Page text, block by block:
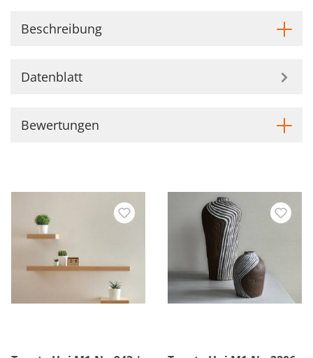
Beschreibung
Datenblatt
Bewertungen